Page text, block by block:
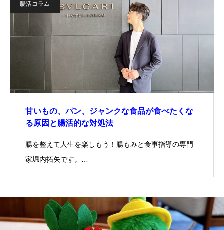
腸活コラム
甘いもの、パン、ジャンクな食品が食べたくな
る原因と腸活的な対処法
腸を整えて人生を楽しもう！腸もみと食事指導の専門
家堀内拓矢です。…